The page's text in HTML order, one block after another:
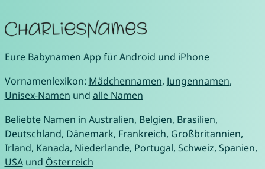
Eure Babynamen App fürAndroid und iPhone
Vornamenlexikon: Mädchennamen, Jungennamen,
Unisex-Namen und alle Namen
Beliebte Namen in Australien, Belgien, Brasilien,
Deutschland, Dänemark, Frankreich, Großbritannien,
Irland, Kanada, Niederlande, Portugal, Schweiz, Spanien,
USAund Österreich